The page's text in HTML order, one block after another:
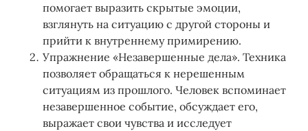
помогает выразить скрытые эмоции,
взглянуть на ситуацию с другой стороны и
прийти к внутреннему примирению.
Упражнение «Незавершенные дела». Техника
позволяет обращаться к нерешенным
ситуациям из прошлого. Человек вспоминает
незавершенное событие, обсуждает его,
выражает свои чувства и исследует